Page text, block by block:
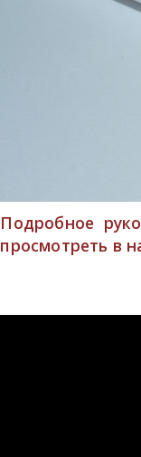
Подробное
просмотреть в